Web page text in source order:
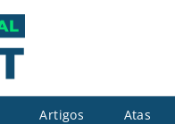
Artigos Atas